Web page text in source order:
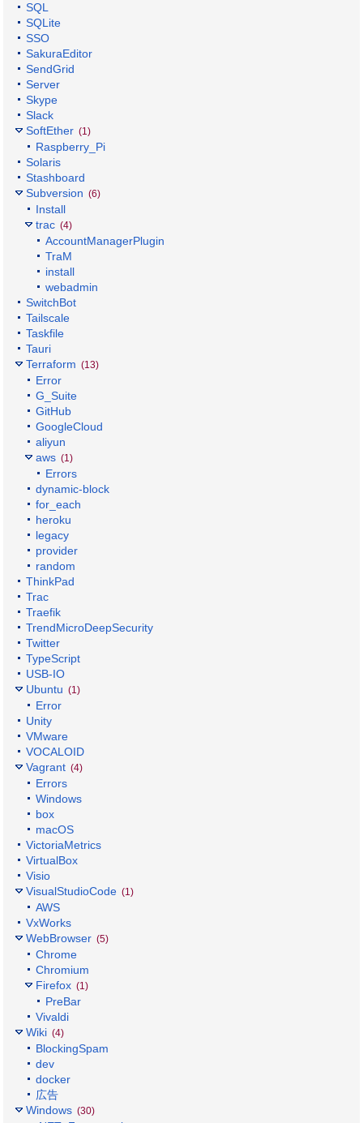
SQL
SQLite
SSO
SakuraEditor
SendGrid
Server
Skype
Slack
SoftEther (1)
Raspberry_Pi
Solaris
Stashboard
Subversion (6)
Install
trac (4)
AccountManagerPlugin
TraM
install
webadmin
SwitchBot
Tailscale
Taskfile
Tauri
Terraform (13)
Error
G_Suite
GitHub
GoogleCloud
aliyun
aws (1)
Errors
dynamic-block
for_each
heroku
legacy
provider
random
ThinkPad
Trac
Traefik
TrendMicroDeepSecurity
Twitter
TypeScript
USB-IO
Ubuntu (1)
Error
Unity
VMware
VOCALOID
Vagrant (4)
Errors
Windows
box
macOS
VictoriaMetrics
VirtualBox
Visio
VisualStudioCode (1)
AWS
VxWorks
WebBrowser (5)
Chrome
Chromium
Firefox (1)
PreBar
Vivaldi
Wiki (4)
BlockingSpam
dev
docker
広告
Windows (30)